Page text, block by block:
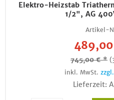
Elektro-Heizstab
1/2", AG
Artikel-
745,00 € *
inkl. MwSt.
Lieferzeit: